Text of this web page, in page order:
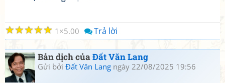
☆
☆
☆
☆
☆ 1 5.00 Trả lời
Bản dịch củaĐất Văn Lang
Gửi bởi Đất Văn Lang ngày 22/08/2025 19:56